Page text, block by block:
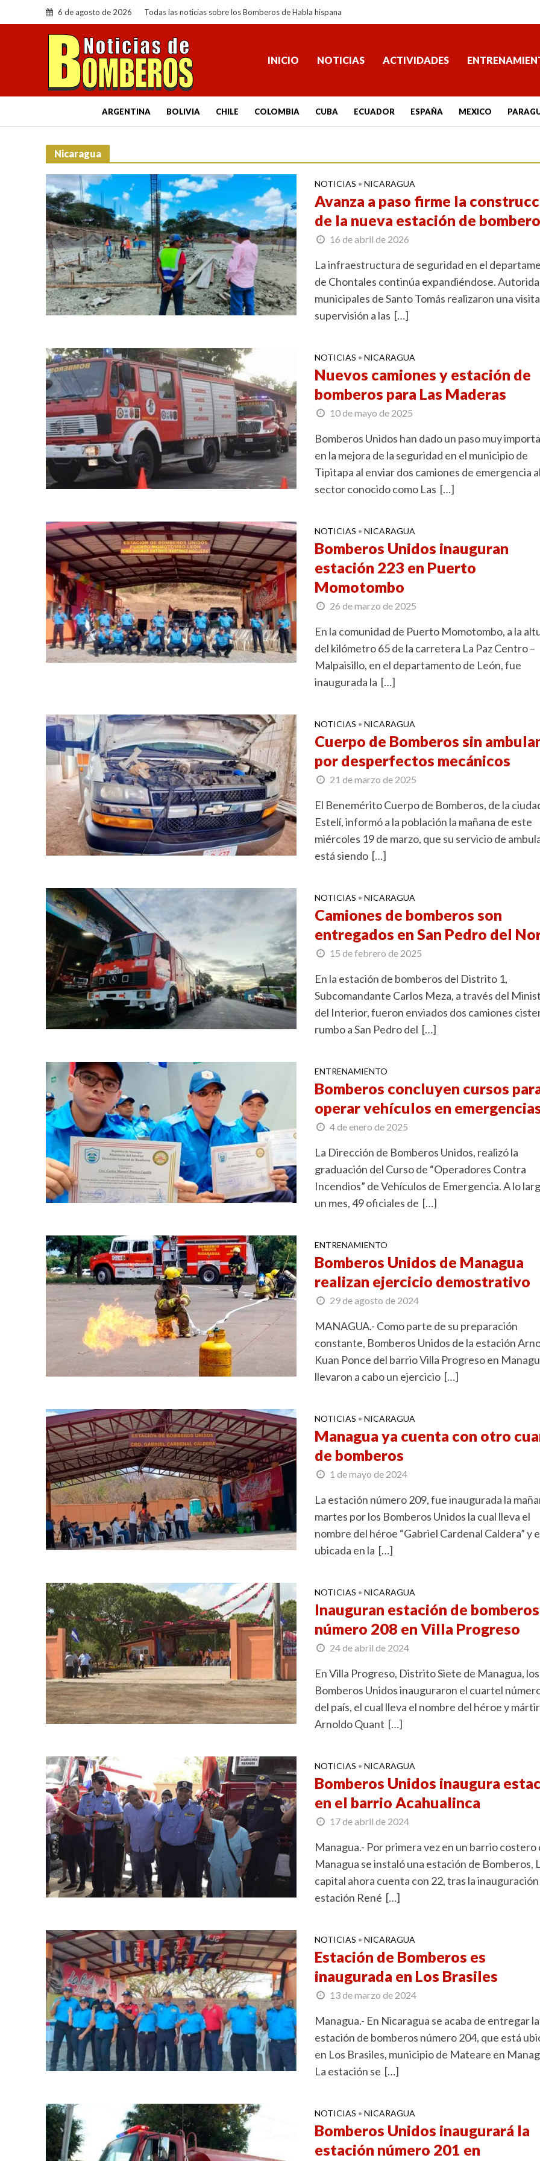
6 de agosto de 2026 Todas las noticias sobre los Bomberos de Habla hispana
INICIO NOTICIAS ACTIVIDADES
ARGENTINA BOLIVIA CHILE COLOMBIA CUBA ECUADOR ESPAÑA MEXICO
Nicaragua
NOTICIAS • NICARAGUA
Avanza a paso firme la
de la nueva estación de
16 de abril de 2026
La infraestructura de seguridad en el
de Chontales continúa expandiéndose.
municipales de Santo Tomás realizaron una
supervisión a las […]
NOTICIAS • NICARAGUA
Nuevos camiones y estación de
bomberos para Las Maderas
10 de mayo de 2025
Bomberos Unidos han dado un paso muy
en la mejora de la seguridad en el municipio de
Tipitapa al enviar dos camiones de emergencia al
sector conocido como Las […]
NOTICIAS • NICARAGUA
Bomberos Unidos inauguran
estación 223 en Puerto
Momotombo
26 de marzo de 2025
En la comunidad de Puerto Momotombo, a la
del kilómetro 65 de la carretera La Paz Centro –
Malpaisillo, en el departamento de León, fue
inaugurada la […]
NOTICIAS • NICARAGUA
Cuerpo de Bomberos sin
por desperfectos mecánicos
21 de marzo de 2025
El Benemérito Cuerpo de Bomberos, de la
Estelí, informó a la población la mañana de este
miércoles 19 de marzo, que su servicio de
está siendo […]
NOTICIAS • NICARAGUA
Camiones de bomberos son
entregados en San Pedro del
15 de febrero de 2025
En la estación de bomberos del Distrito 1,
Subcomandante Carlos Meza, a través del
del Interior, fueron enviados dos camiones
rumbo a San Pedro del […]
ENTRENAMIENTO
Bomberos concluyen cursos
operar vehículos en
4 de enero de 2025
La Dirección de Bomberos Unidos, realizó la
graduación del Curso de “Operadores Contra
Incendios” de Vehículos de Emergencia. A lo
un mes, 49 oficiales de […]
ENTRENAMIENTO
Bomberos Unidos de Managua
realizan ejercicio demostrativo
29 de agosto de 2024
MANAGUA.- Como parte de su preparación
constante, Bomberos Unidos de la estación
Kuan Ponce del barrio Villa Progreso en
llevaron a cabo un ejercicio […]
NOTICIAS • NICARAGUA
Managua ya cuenta con otro
de bomberos
1 de mayo de 2024
La estación número 209, fue inaugurada la
martes por los Bomberos Unidos la cual lleva el
nombre del héroe “Gabriel Cardenal Caldera” y
ubicada en la […]
NOTICIAS • NICARAGUA
Inauguran estación de bomberos
número 208 en Villa Progreso
24 de abril de 2024
En Villa Progreso, Distrito Siete de Managua, los
Bomberos Unidos inauguraron el cuartel
del país, el cual lleva el nombre del héroe y mártir
Arnoldo Quant […]
NOTICIAS • NICARAGUA
Bomberos Unidos inaugura
en el barrio Acahualinca
17 de abril de 2024
Managua.- Por primera vez en un barrio costero
Managua se instaló una estación de Bomberos,
capital ahora cuenta con 22, tras la inauguración
estación René […]
NOTICIAS • NICARAGUA
Estación de Bomberos es
inaugurada en Los Brasiles
13 de marzo de 2024
Managua.- En Nicaragua se acaba de entregar la
estación de bomberos número 204, que está
en Los Brasiles, municipio de Mateare en
La estación se […]
NOTICIAS • NICARAGUA
Bomberos Unidos inaugurará la
estación número 201 en